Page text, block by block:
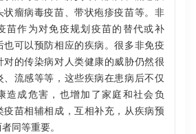
状瘤病毒疫苗、带状疱疹疫苗等。非
苗作为对免疫规划疫苗的替代或补
也可以预防相应的疾病。很多非免疫
对的传染病对人类健康的威胁仍然很
、流感等等，这些疾病在患病后不仅
造成危害，也增加了家庭和社会负
疫苗相辅相成，互相补充，从疾病预
同等重要。